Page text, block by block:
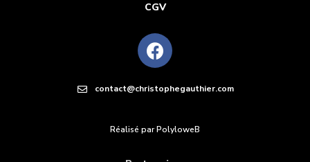
CGV
contact@christophegauthier.com
Réalisé par PolyloweB